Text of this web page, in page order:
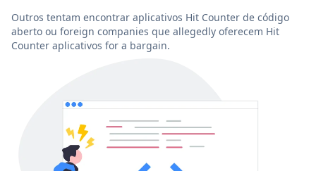
Outros tentam encontrar aplicativos Hit Counter de código
aberto ou foreign companies que allegedly oferecem Hit
Counter aplicativos for a bargain.